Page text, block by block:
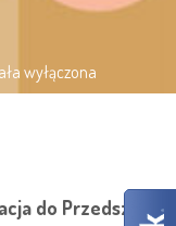
wyłączona
do Przedszkoli